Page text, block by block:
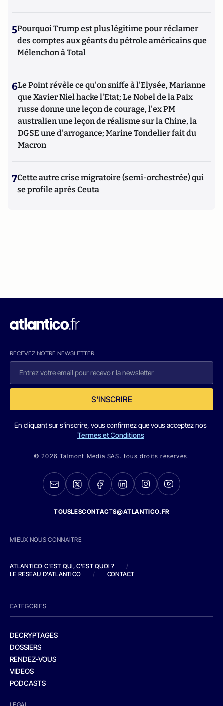
5Pourquoi Trump est plus légitime pour réclamer
des comptes aux géants du pétrole américains que
Mélenchon à Total
6Le Point révèle ce qu'on sniffe à l'Elysée, Marianne
que Xavier Niel hacke l'Etat; Le Nobel de la Paix
russe donne une leçon de courage, l'ex PM
australien une leçon de réalisme sur la Chine, la
DGSE une d'arrogance; Marine Tondelier fait du
Macron
7Cette autre crise migratoire (semi-orchestrée) qui
se profile après Ceuta
RECEVEZ NOTRE NEWSLETTER
S'INSCRIRE
En cliquant sur s'inscrire, vous confirmez que vous acceptez nos
Termes et Conditions
© 2026 Talmont Media SAS. tous droits réservés.
TOUSLESCONTACTS@ATLANTICO.FR
MIEUX NOUS CONNAITRE
ATLANTICO C'EST QUI, C'EST QUOI ?
/
LE RESEAU D'ATLANTICO
/ CONTACT
CATEGORIES
DECRYPTAGES
DOSSIERS
RENDEZ-VOUS
VIDEOS
PODCASTS
LEGAL